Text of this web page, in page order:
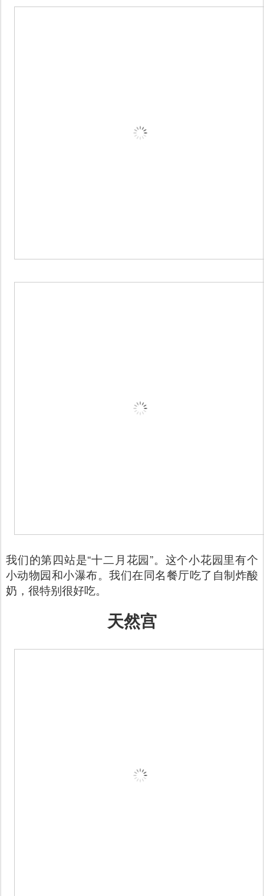
我们的第四站是“十二月花园”。这个小花园里有个
小动物园和小瀑布。我们在同名餐厅吃了自制炸酸
奶，很特别很好吃。
天然宫